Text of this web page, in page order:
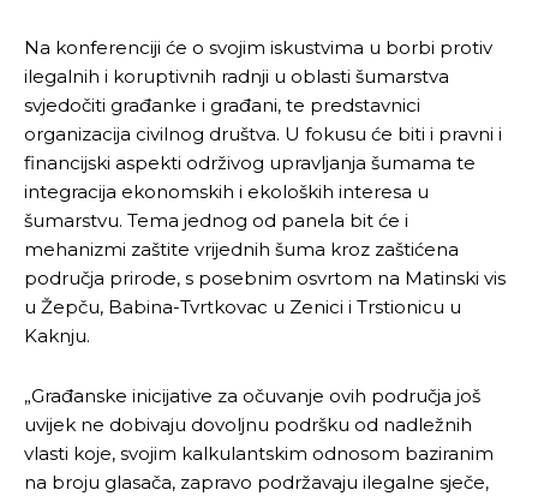
Na konferenciji će o svojim iskustvima u borbi protiv
ilegalnih i koruptivnih radnji u oblasti šumarstva
svjedočiti građanke i građani, te predstavnici
organizacija civilnog društva. U fokusu će biti i pravni i
financijski aspekti održivog upravljanja šumama te
integracija ekonomskih i ekoloških interesa u
šumarstvu. Tema jednog od panela bit će i
mehanizmi zaštite vrijednih šuma kroz zaštićena
područja prirode, s posebnim osvrtom na Matinski vis
u Žepču, Babina-Tvrtkovac u Zenici i Trstionicu u
Kaknju.
„Građanske inicijative za očuvanje ovih područja još
uvijek ne dobivaju dovoljnu podršku od nadležnih
vlasti koje, svojim kalkulantskim odnosom baziranim
na broju glasača, zapravo podržavaju ilegalne sječe,